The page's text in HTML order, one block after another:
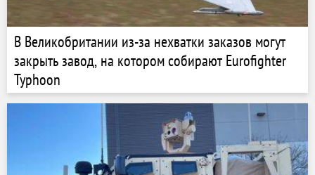
В Великобритании из-за нехватки заказов могут
закрыть завод, на котором собирают Eurofighter
Typhoon